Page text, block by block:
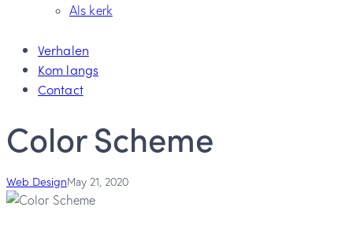
Als kerk
Verhalen
Kom langs
Contact
Color Scheme
Web DesignMay 21, 2020